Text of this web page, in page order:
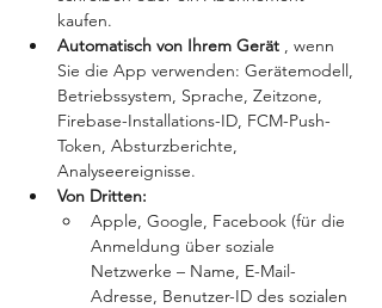
kaufen.
Automatisch von Ihrem Gerät , wenn
Sie die App verwenden: Gerätemodell,
Betriebssystem, Sprache, Zeitzone,
Firebase-Installations-ID, FCM-Push-
Token, Absturzberichte,
Analyseereignisse.
Von Dritten:
Apple, Google, Facebook (für die
Anmeldung über soziale
Netzwerke – Name, E-Mail-
Adresse, Benutzer-ID des sozialen